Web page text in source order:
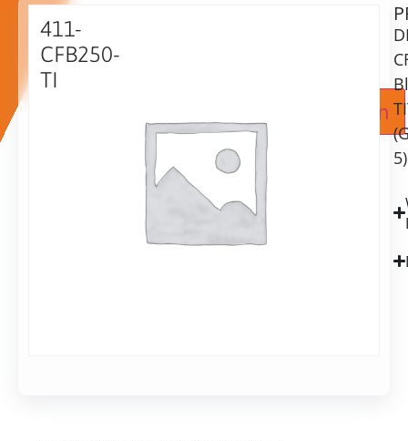
411-
CFB250-
TI
auf
Anfrage
Zur Angebotsanfrage hinzufügen
5)